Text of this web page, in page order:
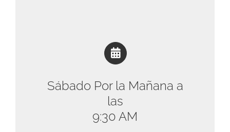
Sábado Por la Mañana a
las
9:30 AM